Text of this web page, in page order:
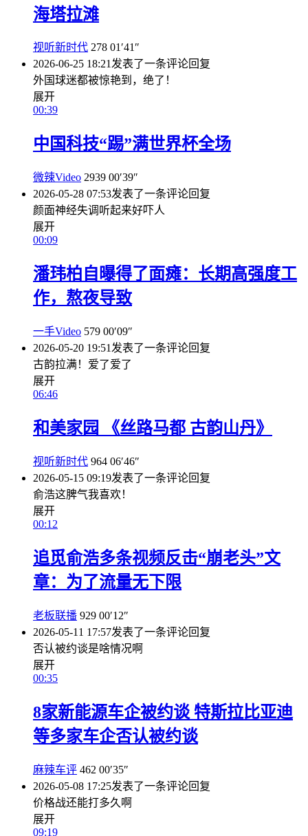
海塔拉滩
视听新时代 278 01′41″
2026-06-25 18:21发表了一条评论回复
外国球迷都被惊艳到，绝了！
展开
00:39
中国科技“踢”满世界杯全场
微辣Video 2939 00′39″
2026-05-28 07:53发表了一条评论回复
颜面神经失调听起来好吓人
展开
00:09
潘玮柏自曝得了面瘫：长期高强度工
作，熬夜导致
一手Video 579 00′09″
2026-05-20 19:51 发表了一条评论回复
古韵拉满！爱了爱了
展开
06:46
和美家园 《丝路马都 古韵山丹》
视听新时代 964 06′46″
2026-05-15 09:19发表了一条评论回复
俞浩这脾气我喜欢！
展开
00:12
追觅俞浩多条视频反击“崩老头”文
章：为了流量无下限
老板联播 929 00′12″
2026-05-11 17:57发表了一条评论回复
否认被约谈是啥情况啊
展开
00:35
8家新能源车企被约谈 特斯拉比亚迪
等多家车企否认被约谈
麻辣车评 462 00′35″
2026-05-08 17:25发表了一条评论回复
价格战还能打多久啊
展开
09:19